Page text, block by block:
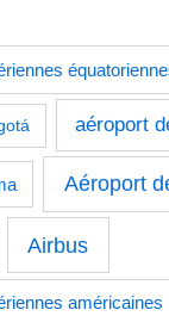
aéroport
Aéroport
Airbus
américaines